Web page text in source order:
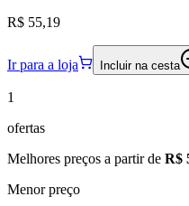
R$ 55,19
Ir para a loja Incluir na cesta
1
ofertas
Melhores preços a partir de R$
Menor preço